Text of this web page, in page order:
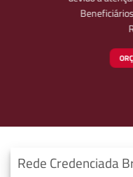
Rede Credenciada